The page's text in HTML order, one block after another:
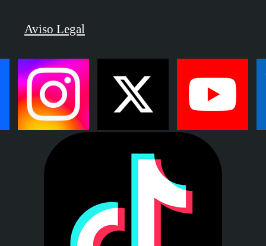
Aviso Legal